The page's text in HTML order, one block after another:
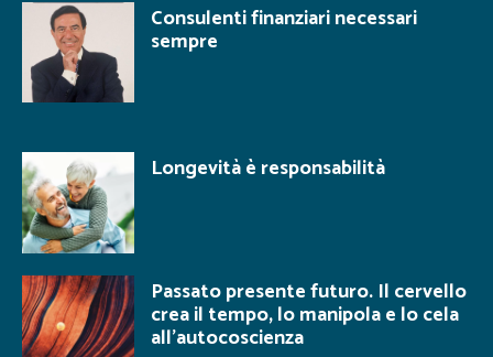
Consulenti finanziari necessari
sempre
Longevità è responsabilità
Passato presente futuro. Il cervello
crea il tempo, lo manipola e lo cela
all’autocoscienza